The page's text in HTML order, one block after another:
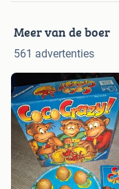
Meer van de boer
561 advertenties